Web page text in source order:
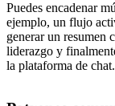
Puedes encadenar
ejemplo, un flujo
generar un resumen
liderazgo y
la plataforma de chat.